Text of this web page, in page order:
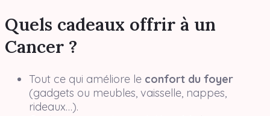
Quels cadeaux offrir à un
Cancer ?
Tout ce qui améliore le confort du foyer
(gadgets ou meubles, vaisselle, nappes,
rideaux…).